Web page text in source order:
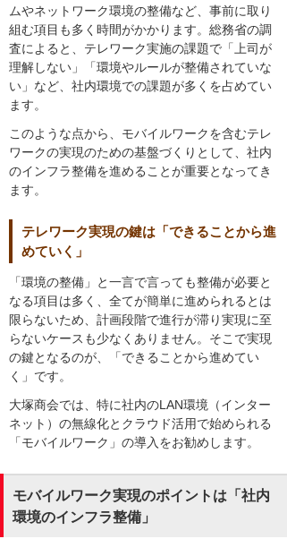
ムやネットワーク環境の整備など、事前に取り
組む項目も多く時間がかかります。総務省の調
査によると、テレワーク実施の課題で「上司が
理解しない」「環境やルールが整備されていな
い」など、社内環境での課題が多くを占めてい
ます。
このような点から、モバイルワークを含むテレ
ワークの実現のための基盤づくりとして、社内
のインフラ整備を進めることが重要となってき
ます。
テレワーク実現の鍵は「できることから進
めていく」
「環境の整備」と一言で言っても整備が必要と
なる項目は多く、全てが簡単に進められるとは
限らないため、計画段階で進行が滞り実現に至
らないケースも少なくありません。そこで実現
の鍵となるのが、「できることから進めてい
く」です。
大塚商会では、特に社内のLAN環境（インター
ネット）の無線化とクラウド活用で始められる
「モバイルワーク」の導入をお勧めします。
モバイルワーク実現のポイントは「社内
環境のインフラ整備」